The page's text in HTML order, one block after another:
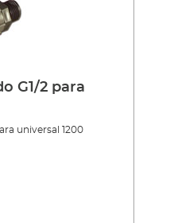
G1/2 para
universal 1200